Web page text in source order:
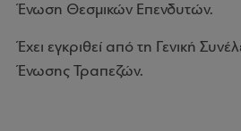
Ένωση Θεσμικών Επενδυτών.
Έχει εγκριθεί από τη Γενική
Ένωσης Τραπεζών.